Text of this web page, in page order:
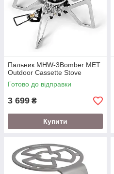
Пальник MHW-3Bomber MET
Outdoor Cassette Stove
Готово до відправки
3 699 ₴
Купити